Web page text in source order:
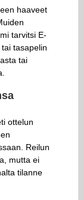
haaveet
tarvitsi E-
tasapelin
tai
ottelun
Reilun
mutta ei
tilanne